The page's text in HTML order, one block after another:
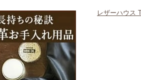
レザーハウス